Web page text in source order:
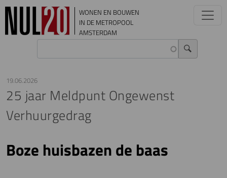
Overslaan en naar de inhoud gaan
WONEN EN BOUWEN
IN DE METROPOOL
AMSTERDAM
19.06.2026
25 jaar Meldpunt Ongewenst
Verhuurgedrag
Boze huisbazen de baas